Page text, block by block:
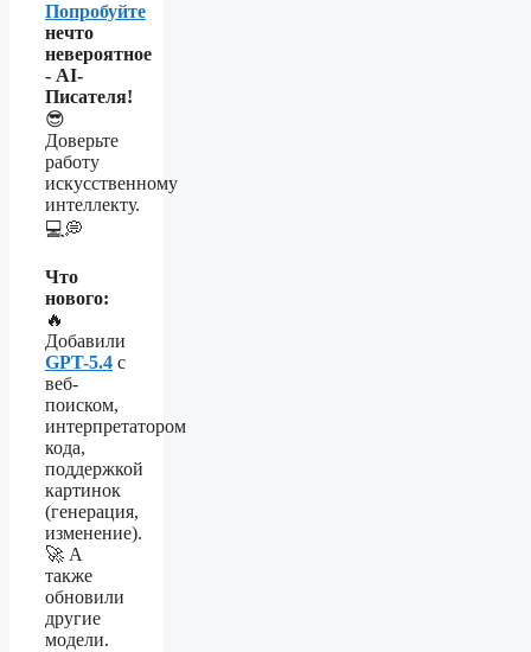
Попробуйте
нечто
невероятное
- AI-
Писателя!
😎
Доверьте
работу
искусственному
интеллекту.
💻💭
Что
нового:
🔥
Добавили
GPT-5.4 с
веб-
поиском,
интерпретатором
кода,
поддержкой
картинок
(генерация,
изменение).
🚀 А
также
обновили
другие
модели.